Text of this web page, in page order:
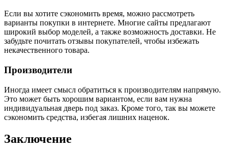
Если вы хотите сэкономить время, можно рассмотреть
варианты покупки в интернете. Многие сайты предлагают
широкий выбор моделей, а также возможность доставки. Не
забудьте почитать отзывы покупателей, чтобы избежать
некачественного товара.
Производители
Иногда имеет смысл обратиться к производителям напрямую.
Это может быть хорошим вариантом, если вам нужна
индивидуальная дверь под заказ. Кроме того, так вы можете
сэкономить средства, избегая лишних наценок.
Заключение